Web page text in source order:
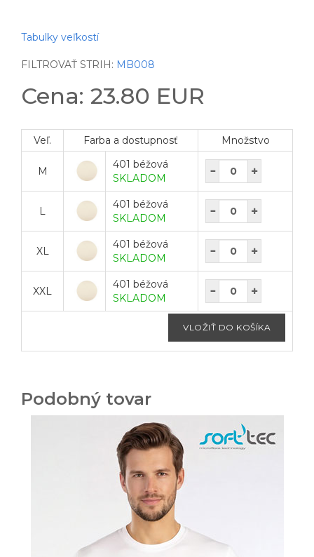
Tabulky veľkostí
FILTROVAŤ STRIH: MB008
Cena: 23.80 EUR
Veľ. Farba a dostupnosť Množstvo
M
401 béžová
SKLADOM
L
401 béžová
SKLADOM
XL
401 béžová
SKLADOM
XXL
401 béžová
SKLADOM
Podobný tovar